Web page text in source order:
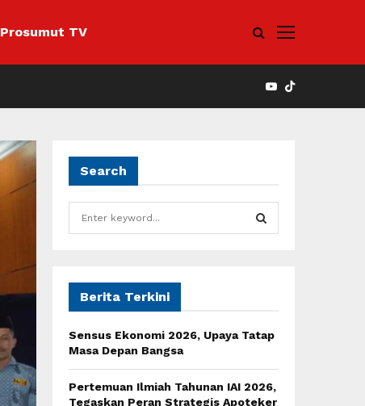
Prosumut TV
YOUTUBE
Search
f
r
Berita Terkini
Sensus Ekonomi 2026, Upaya Tatap
Masa Depan Bangsa
Pertemuan Ilmiah Tahunan IAI 2026,
Tegaskan Peran Strategis Apoteker